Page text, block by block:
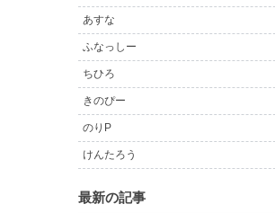
あすな
ふなっしー
ちひろ
きのぴー
のりP
けんたろう
最新の記事